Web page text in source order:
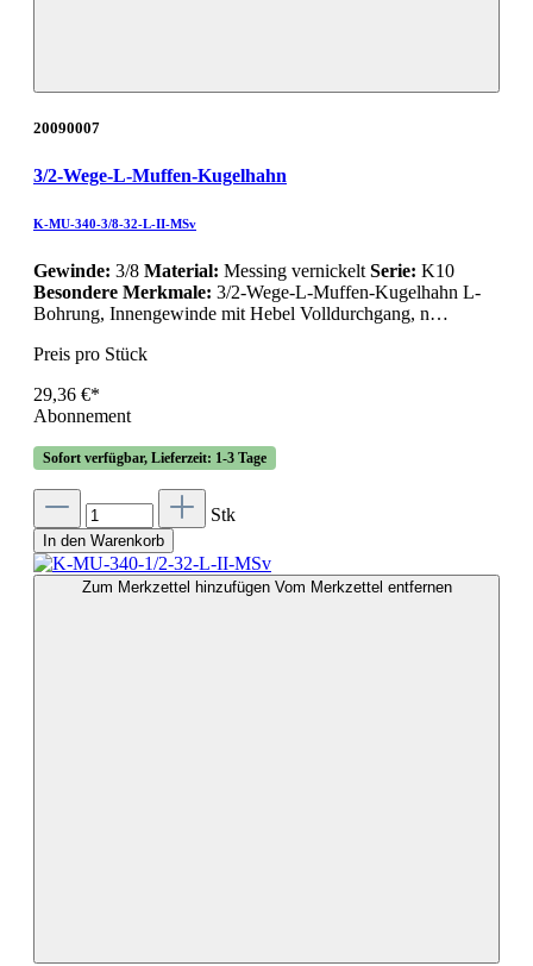
20090007
3/2-Wege-L-Muffen-Kugelhahn
K-MU-340-3/8-32-L-II-MSv
Gewinde: 3/8 Material: Messing vernickelt Serie: K10
Besondere Merkmale: 3/2-Wege-L-Muffen-Kugelhahn L-
Bohrung, Innengewinde mit Hebel Volldurchgang, n…
Preis pro Stück
29,36 €*
Abonnement
Sofort verfügbar, Lieferzeit: 1-3 Tage
Stk
In den Warenkorb
Zum Merkzettel hinzufügen Vom Merkzettel entfernen